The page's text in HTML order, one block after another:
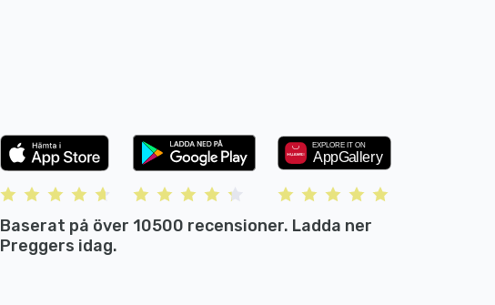
Baserat på över 10500 recensioner. Ladda ner
Preggers idag.